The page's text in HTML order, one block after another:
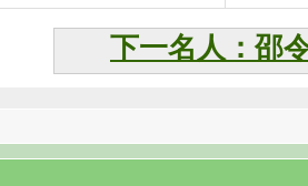
下一名人：邵